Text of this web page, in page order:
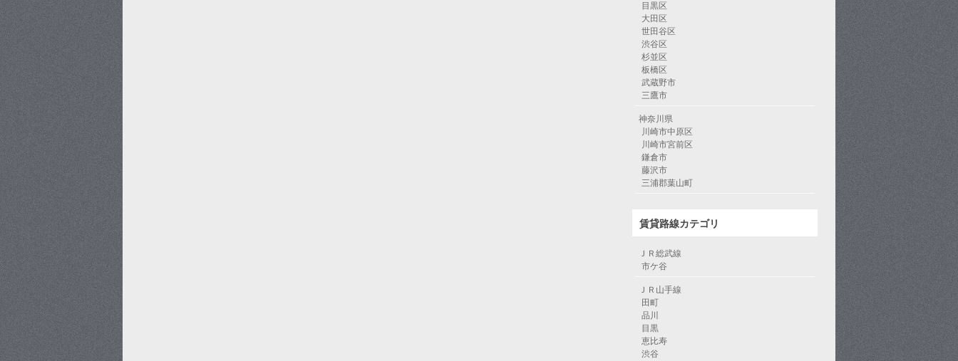
目黒区
大田区
世田谷区
渋谷区
杉並区
板橋区
武蔵野市
三鷹市
神奈川県
川崎市中原区
川崎市宮前区
鎌倉市
藤沢市
三浦郡葉山町
賃貸路線カテゴリ
ＪＲ総武線
市ケ谷
ＪＲ山手線
田町
品川
目黒
恵比寿
渋谷